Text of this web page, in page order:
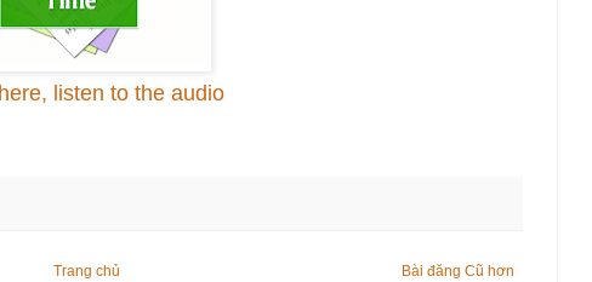
listen to the audio
Bài đăng Cũ hơn
Trang chủ